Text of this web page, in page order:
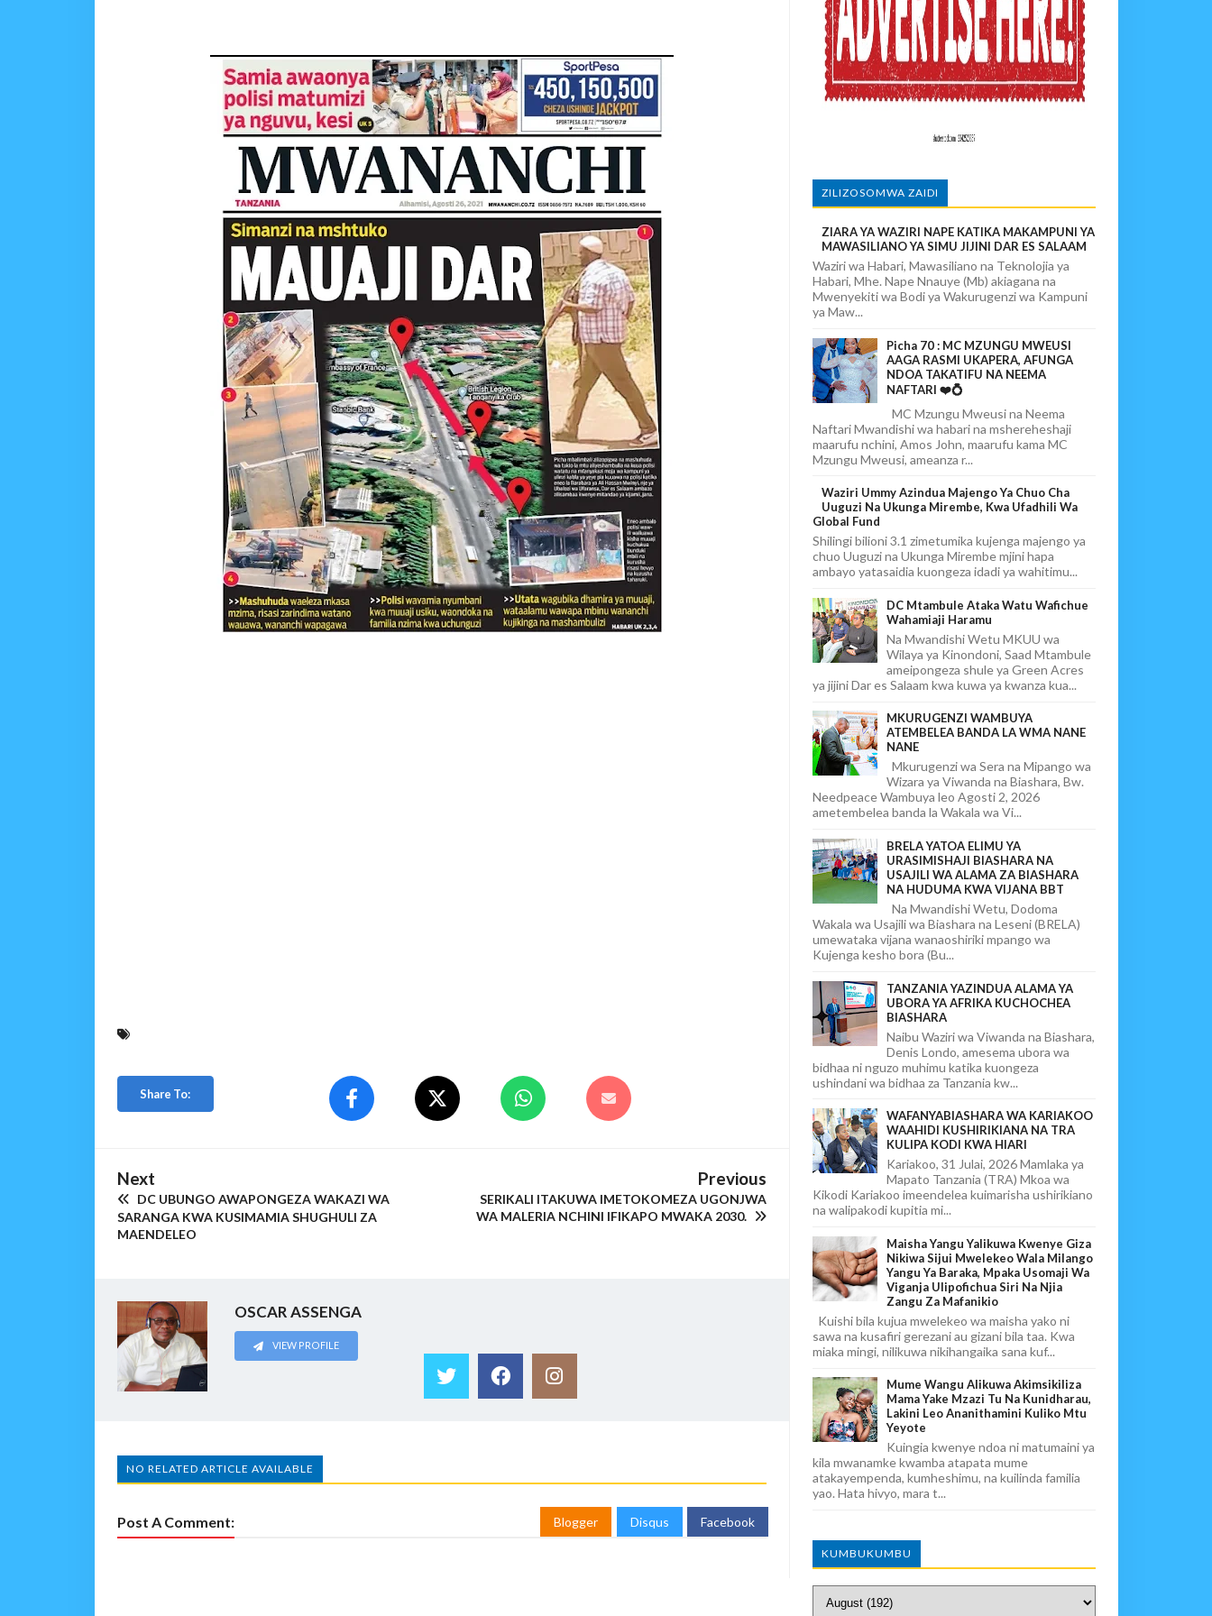
WASIRA AWAPONGEZA NA KUWAAGA WAJUMBE WA BODI MNMA WALIOMALIZA MUDA WAO
AKWILAPO ATOA WITO ELIMU, AMANI KUPEWA KIPAUMBELE ITILIMA
MSUMBA-Aug 07 2026
UTALII KIDIJITALI NDIO HABARI YA DODOMA.
MSUMBA-Aug 07 2026
WANAFUNZI WA MTEMI MAZENGO WATOA ELIMU YA VIPIMO KWA NAIBU WAZIRI LONDO NANE NANE
MSUMBA- Aug 07 2026
WATUMISHI WA WIZARA YA FEDHA WATAKIWA KUZINGATIA WELEDI NA MAADILI KATIKA UTOAJI WA HUDUMA NANENANE
MSUMBA-Aug 07 2026
BOT YAZINDUA KIELELEZO CHA FAIDA REJEA YA DHAMANA ZA SERIKALI KUBORESHA UWEKEZAJI
OSCAR ASSENGA Aug 07 2026
Share To:
Next
DC UBUNGO AWAPONGEZA WAKAZI WA
SARANGA KWA KUSIMAMIA SHUGHULI ZA
MAENDELEO
Previous
SERIKALI ITAKUWA IMETOKOMEZA UGONJWA
WA MALERIA NCHINI IFIKAPO MWAKA 2030.
OSCAR ASSENGA
VIEW PROFILE
NO RELATED ARTICLE AVAILABLE
Post A Comment: Blogger Disqus Facebook
ZILIZOSOMWA ZAIDI
ZIARA YA WAZIRI NAPE KATIKA MAKAMPUNI YA
MAWASILIANO YA SIMU JIJINI DAR ES SALAAM
Waziri wa Habari, Mawasiliano na Teknolojia ya
Habari, Mhe. Nape Nnauye (Mb) akiagana na
Mwenyekiti wa Bodi ya Wakurugenzi wa Kampuni
ya Maw...
Picha 70 : MC MZUNGU MWEUSI
AAGA RASMI UKAPERA, AFUNGA
NDOA TAKATIFU NA NEEMA
NAFTARI ❤️💍
MC Mzungu Mweusi na Neema
Naftari Mwandishi wa habari na mshereheshaji
maarufu nchini, Amos John, maarufu kama MC
Mzungu Mweusi, ameanza r...
Waziri Ummy Azindua Majengo Ya Chuo Cha
Uuguzi Na Ukunga Mirembe, Kwa Ufadhili Wa
Global Fund
Shilingi bilioni 3.1 zimetumika kujenga majengo ya
chuo Uuguzi na Ukunga Mirembe mjini hapa
ambayo yatasaidia kuongeza idadi ya wahitimu...
DC Mtambule Ataka Watu Wafichue
Wahamiaji Haramu
Na Mwandishi Wetu MKUU wa
Wilaya ya Kinondoni, Saad Mtambule
ameipongeza shule ya Green Acres
ya jijini Dar es Salaam kwa kuwa ya kwanza kua...
MKURUGENZI WAMBUYA
ATEMBELEA BANDA LA WMA NANE
NANE
Mkurugenzi wa Sera na Mipango wa
Wizara ya Viwanda na Biashara, Bw.
Needpeace Wambuya leo Agosti 2, 2026
ametembelea banda la Wakala wa Vi...
BRELA YATOA ELIMU YA
URASIMISHAJI BIASHARA NA
USAJILI WA ALAMA ZA BIASHARA
NA HUDUMA KWA VIJANA BBT
Na Mwandishi Wetu, Dodoma
Wakala wa Usajili wa Biashara na Leseni (BRELA)
umewataka vijana wanaoshiriki mpango wa
Kujenga kesho bora (Bu...
TANZANIA YAZINDUA ALAMA YA
UBORA YA AFRIKA KUCHOCHEA
BIASHARA
Naibu Waziri wa Viwanda na Biashara,
Denis Londo, amesema ubora wa
bidhaa ni nguzo muhimu katika kuongeza
ushindani wa bidhaa za Tanzania kw...
WAFANYABIASHARA WA KARIAKOO
WAAHIDI KUSHIRIKIANA NA TRA
KULIPA KODI KWA HIARI
Kariakoo, 31 Julai, 2026 Mamlaka ya
Mapato Tanzania (TRA) Mkoa wa
Kikodi Kariakoo imeendelea kuimarisha ushirikiano
na walipakodi kupitia mi...
Maisha Yangu Yalikuwa Kwenye Giza
Nikiwa Sijui Mwelekeo Wala Milango
Yangu Ya Baraka, Mpaka Usomaji Wa
Viganja Ulipofichua Siri Na Njia
Zangu Za Mafanikio
Kuishi bila kujua mwelekeo wa maisha yako ni
sawa na kusafiri gerezani au gizani bila taa. Kwa
miaka mingi, nilikuwa nikihangaika sana kuf...
Mume Wangu Alikuwa Akimsikiliza
Mama Yake Mzazi Tu Na Kunidharau,
Lakini Leo Ananithamini Kuliko Mtu
Yeyote
Kuingia kwenye ndoa ni matumaini ya
kila mwanamke kwamba atapata mume
atakayempenda, kumheshimu, na kuilinda familia
yao. Hata hivyo, mara t...
KUMBUKUMBU